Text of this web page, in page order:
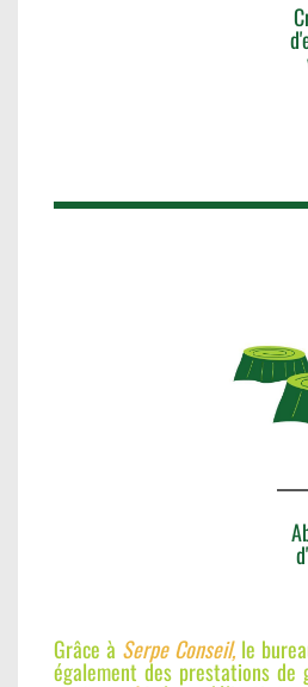
Grâce à Serpe Conseil,le
également des prestations